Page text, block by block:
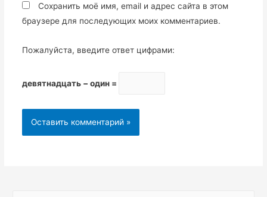
Сохранить моё имя, email и адрес сайта в этом
браузере для последующих моих комментариев.
Пожалуйста, введите ответ цифрами:
девятнадцать − один =